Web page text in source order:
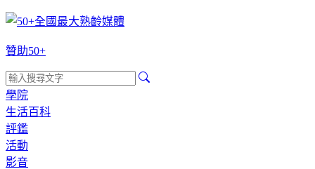
贊助50+
學院
生活百科
評鑑
活動
影音